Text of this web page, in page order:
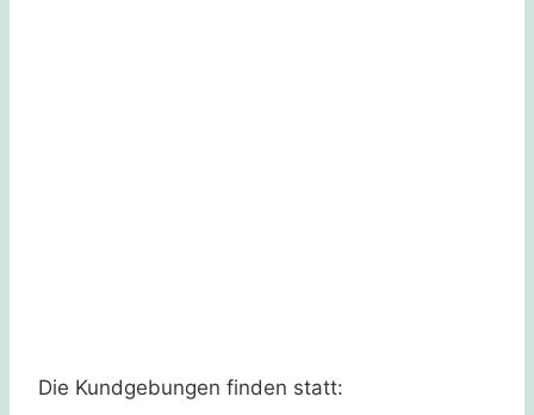
Die Kundgebungen finden statt: